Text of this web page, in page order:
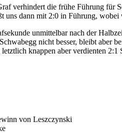
verhindert die frühe Führung für
uns dann mit 2:0 in Führung,
unmittelbar nach der
nicht besser, bleibt aber
letztlich knappen aber verdienten
von Leszczynski